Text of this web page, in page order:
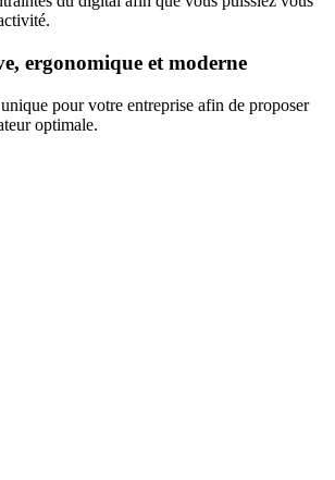
ergonomique et moderne
pour votre entreprise afin de proposer
optimale.